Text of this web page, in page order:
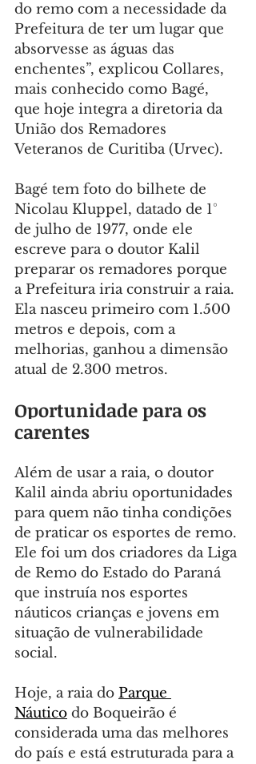
do remo com a necessidade da
Prefeitura de ter um lugar que
absorvesse as águas das
enchentes”, explicou Collares,
mais conhecido como Bagé,
que hoje integra a diretoria da
União dos Remadores
Veteranos de Curitiba (Urvec).
Bagé tem foto do bilhete de
Nicolau Kluppel, datado de 1°
de julho de 1977, onde ele
escreve para o doutor Kalil
preparar os remadores porque
a Prefeitura iria construir a raia.
Ela nasceu primeiro com 1.500
metros e depois, com a
melhorias, ganhou a dimensão
atual de 2.300 metros.
Oportunidade para os
carentes
Além de usar a raia, o doutor
Kalil ainda abriu oportunidades
para quem não tinha condições
de praticar os esportes de remo.
Ele foi um dos criadores da Liga
de Remo do Estado do Paraná
que instruía nos esportes
náuticos crianças e jovens em
situação de vulnerabilidade
social.
Hoje, a raia do Parque
Náutico do Boqueirão é
considerada uma das melhores
do país e está estruturada para a